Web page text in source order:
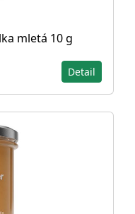
mletá 10 g
Detail